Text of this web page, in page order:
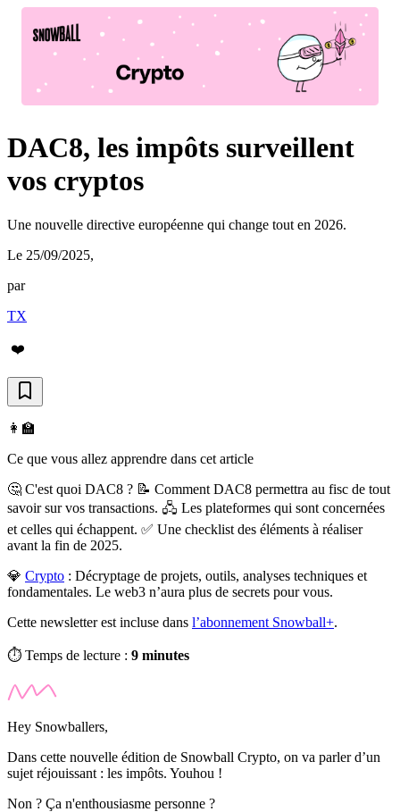
DAC8, les impôts surveillent
vos cryptos
Une nouvelle directive européenne qui change tout en 2026.
Le 25/09/2025,
par
TX
❤️
👩‍🏫
Ce que vous allez apprendre dans cet article
🤔 C'est quoi DAC8 ? 📝 Comment DAC8 permettra au fisc de tout
savoir sur vos transactions. 🖧 Les plateformes qui sont concernées
et celles qui échappent. ✅ Une checklist des éléments à réaliser
avant la fin de 2025.
💎 Crypto : Décryptage de projets, outils, analyses techniques et
fondamentales. Le web3 n’aura plus de secrets pour vous.
Cette newsletter est incluse dans l’abonnement Snowball+.
⏱️ Temps de lecture : 9 minutes
Hey Snowballers,
Dans cette nouvelle édition de Snowball Crypto, on va parler d’un
sujet réjouissant : les impôts. Youhou !
Non ? Ça n'enthousiasme personne ?